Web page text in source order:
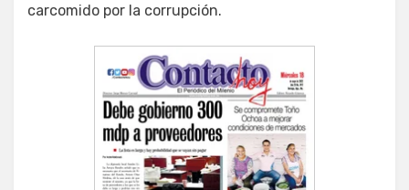
carcomido por la corrupción.